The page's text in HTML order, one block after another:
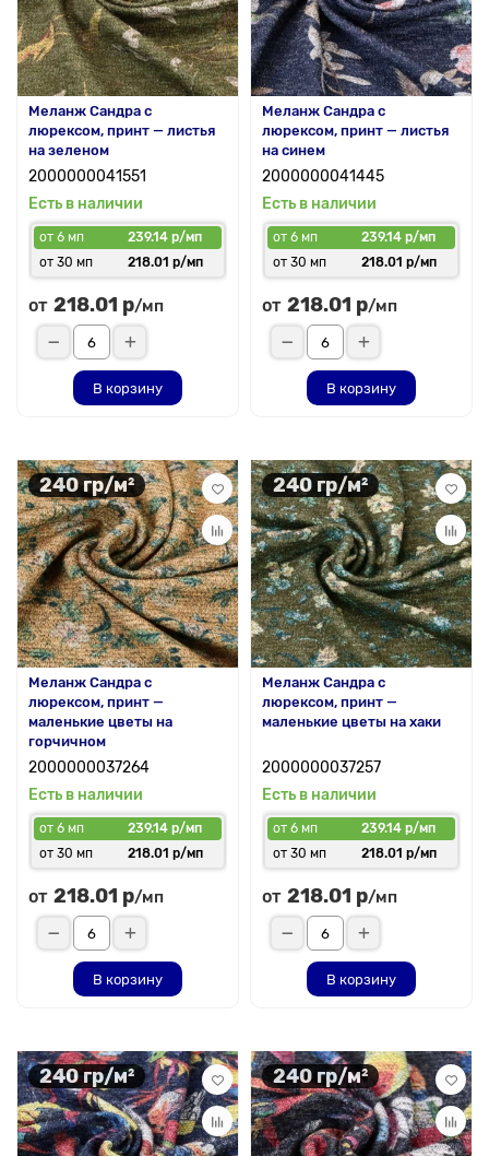
Меланж Сандра с
люрексом, принт — листья
на зеленом
2000000041551
Есть в наличии
от 6 мп
239.14 р/мп
от 30 мп
218.01 р/мп
от 218.01 р/мп
В корзину
Меланж Сандра с
люрексом, принт — листья
на синем
2000000041445
Есть в наличии
от 6 мп
239.14 р/мп
от 30 мп
218.01 р/мп
от 218.01 р/мп
В корзину
240 гр/м²
Меланж Сандра с
люрексом, принт —
маленькие цветы на
горчичном
2000000037264
Есть в наличии
от 6 мп
239.14 р/мп
от 30 мп
218.01 р/мп
от 218.01 р/мп
В корзину
240 гр/м²
Меланж Сандра с
люрексом, принт —
маленькие цветы на хаки
2000000037257
Есть в наличии
от 6 мп
239.14 р/мп
от 30 мп
218.01 р/мп
от 218.01 р/мп
В корзину
240 гр/м² 240 гр/м²